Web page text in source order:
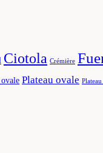
Ciotola Crémière
ovale Plateau ovale